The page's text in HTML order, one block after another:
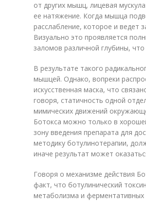
от других мышц, лицевая
ее натяжение. Когда мышца
расслабление, которое и ведет
Визуально это проявляется
заломов различной глубины,
В результате такого
мышцей. Однако, вопреки
искусственная маска, что
говоря, статичность одной
мимических движений
Ботокса можно только в
зону введения препарата для
методику ботулинотерапии,
иначе результат может
Говоря о механизме действия
факт, что ботулинический
метаболизма и ферментативных